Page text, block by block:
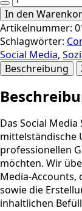
Media:
Social
Profil
Starter
Menge
In den
Artikelnummer:
Schlagwörter:
Social Media,
Beschreibung
Das Social
mittelständische
professionellen
möchten. Wir
Media-Accounts,
sowie die
inhaltlichen